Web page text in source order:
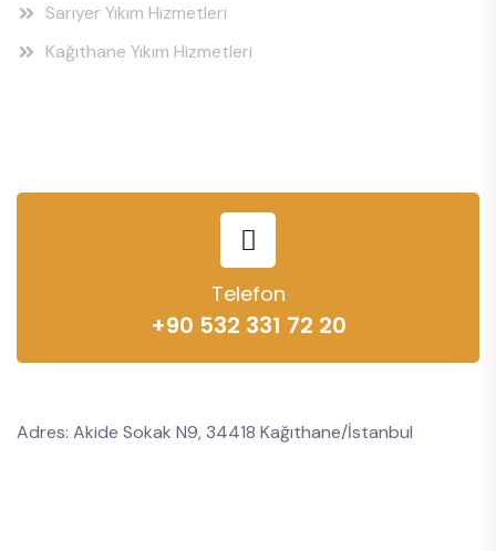
Sarıyer Yıkım Hizmetleri
Kağıthane Yıkım Hizmetleri
Telefon
+90 532 331 72 20
Adres: Akide Sokak N9, 34418 Kağıthane/İstanbul